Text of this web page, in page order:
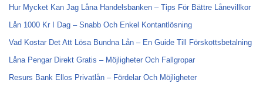
Hur Mycket Kan Jag Låna Handelsbanken – Tips För Bättre Lånevillkor
Lån 1000 Kr I Dag – Snabb Och Enkel Kontantlösning
Vad Kostar Det Att Lösa Bundna Lån – En Guide Till Förskottsbetalning
Låna Pengar Direkt Gratis – Möjligheter Och Fallgropar
Resurs Bank Ellos Privatlån – Fördelar Och Möjligheter